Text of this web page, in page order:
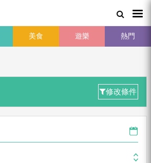
美食 遊樂 熱門
修改條件